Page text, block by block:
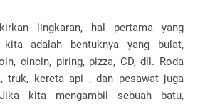
lingkaran, hal pertama yang
adalah bentuknya yang bulat,
cincin, piring, pizza, CD, dll. Roda
truk, kereta api , dan pesawat juga
kita mengambil sebuah batu,